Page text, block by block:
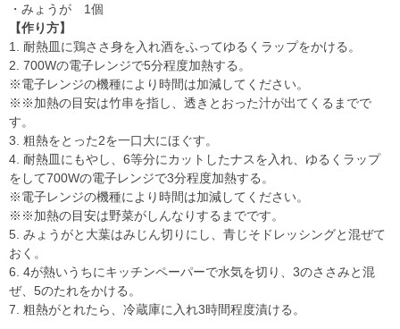
・みょうが 1個
【作り方】
1. 耐熱皿に鶏ささ身を入れ酒をふってゆるくラップをかける。
2. 700Wの電子レンジで5分程度加熱する。
※電子レンジの機種により時間は加減してください。
※※加熱の目安は竹串を指し、透きとおった汁が出てくるまでで
す。
3. 粗熱をとった2を一口大にほぐす。
4. 耐熱皿にもやし、6等分にカットしたナスを入れ、ゆるくラップ
をして700Wの電子レンジで3分程度加熱する。
※電子レンジの機種により時間は加減してください。
※※加熱の目安は野菜がしんなりするまでです。
5. みょうがと大葉はみじん切りにし、青じそドレッシングと混ぜて
おく。
6. 4が熱いうちにキッチンペーパーで水気を切り、3のささみと混
ぜ、5のたれをかける。
7. 粗熱がとれたら、冷蔵庫に入れ3時間程度漬ける。